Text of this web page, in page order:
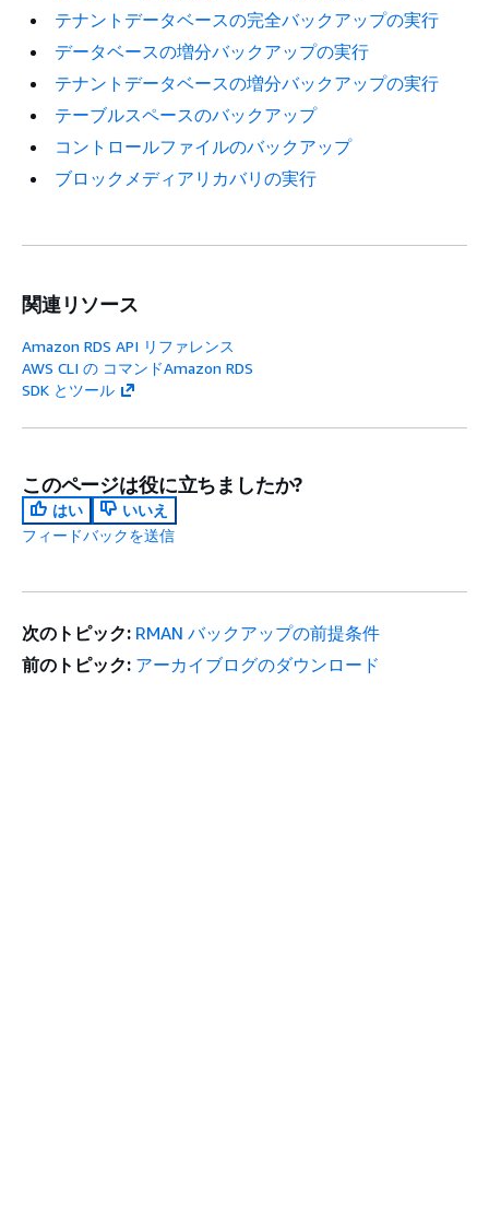
テナントデータベースの完全バックアップの実行
データベースの増分バックアップの実行
テナントデータベースの増分バックアップの実行
テーブルスペースのバックアップ
コントロールファイルのバックアップ
ブロックメディアリカバリの実行
関連リソース
Amazon RDS API リファレンス
AWS CLI の コマンドAmazon RDS
SDK とツール
このページは役に立ちましたか?
はい
いいえ
フィードバックを送信
次のトピック: RMAN バックアップの前提条件
前のトピック: アーカイブログのダウンロード